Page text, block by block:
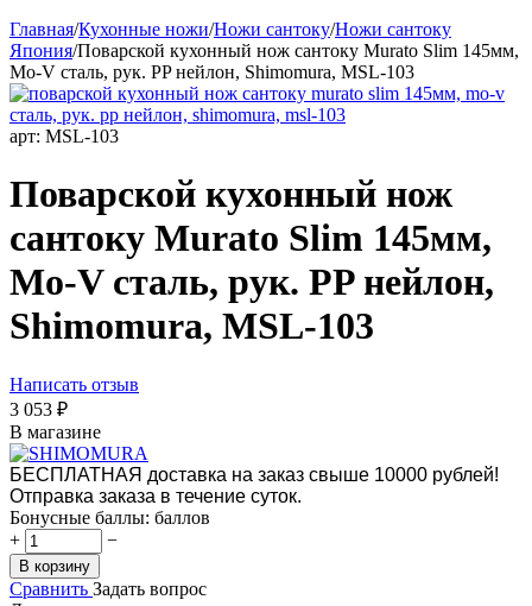
Главная/Кухонные ножи/Ножи сантоку/Ножи сантоку
Япония/Поварской кухонный нож сантоку Murato Slim 145мм,
Mo-V сталь, рук. PP нейлон, Shimomura, MSL-103
арт: MSL-103
Поварской кухонный нож
сантоку Murato Slim 145мм,
Mo-V сталь, рук. PP нейлон,
Shimomura, MSL-103
Написать отзыв
3 053 ₽
В магазине
БЕСПЛАТНАЯ доставка на заказ свыше 10000 рублей!
Отправка заказа в течение суток.
Бонусные баллы: баллов
+
−
В корзину
Сравнить Задать вопрос